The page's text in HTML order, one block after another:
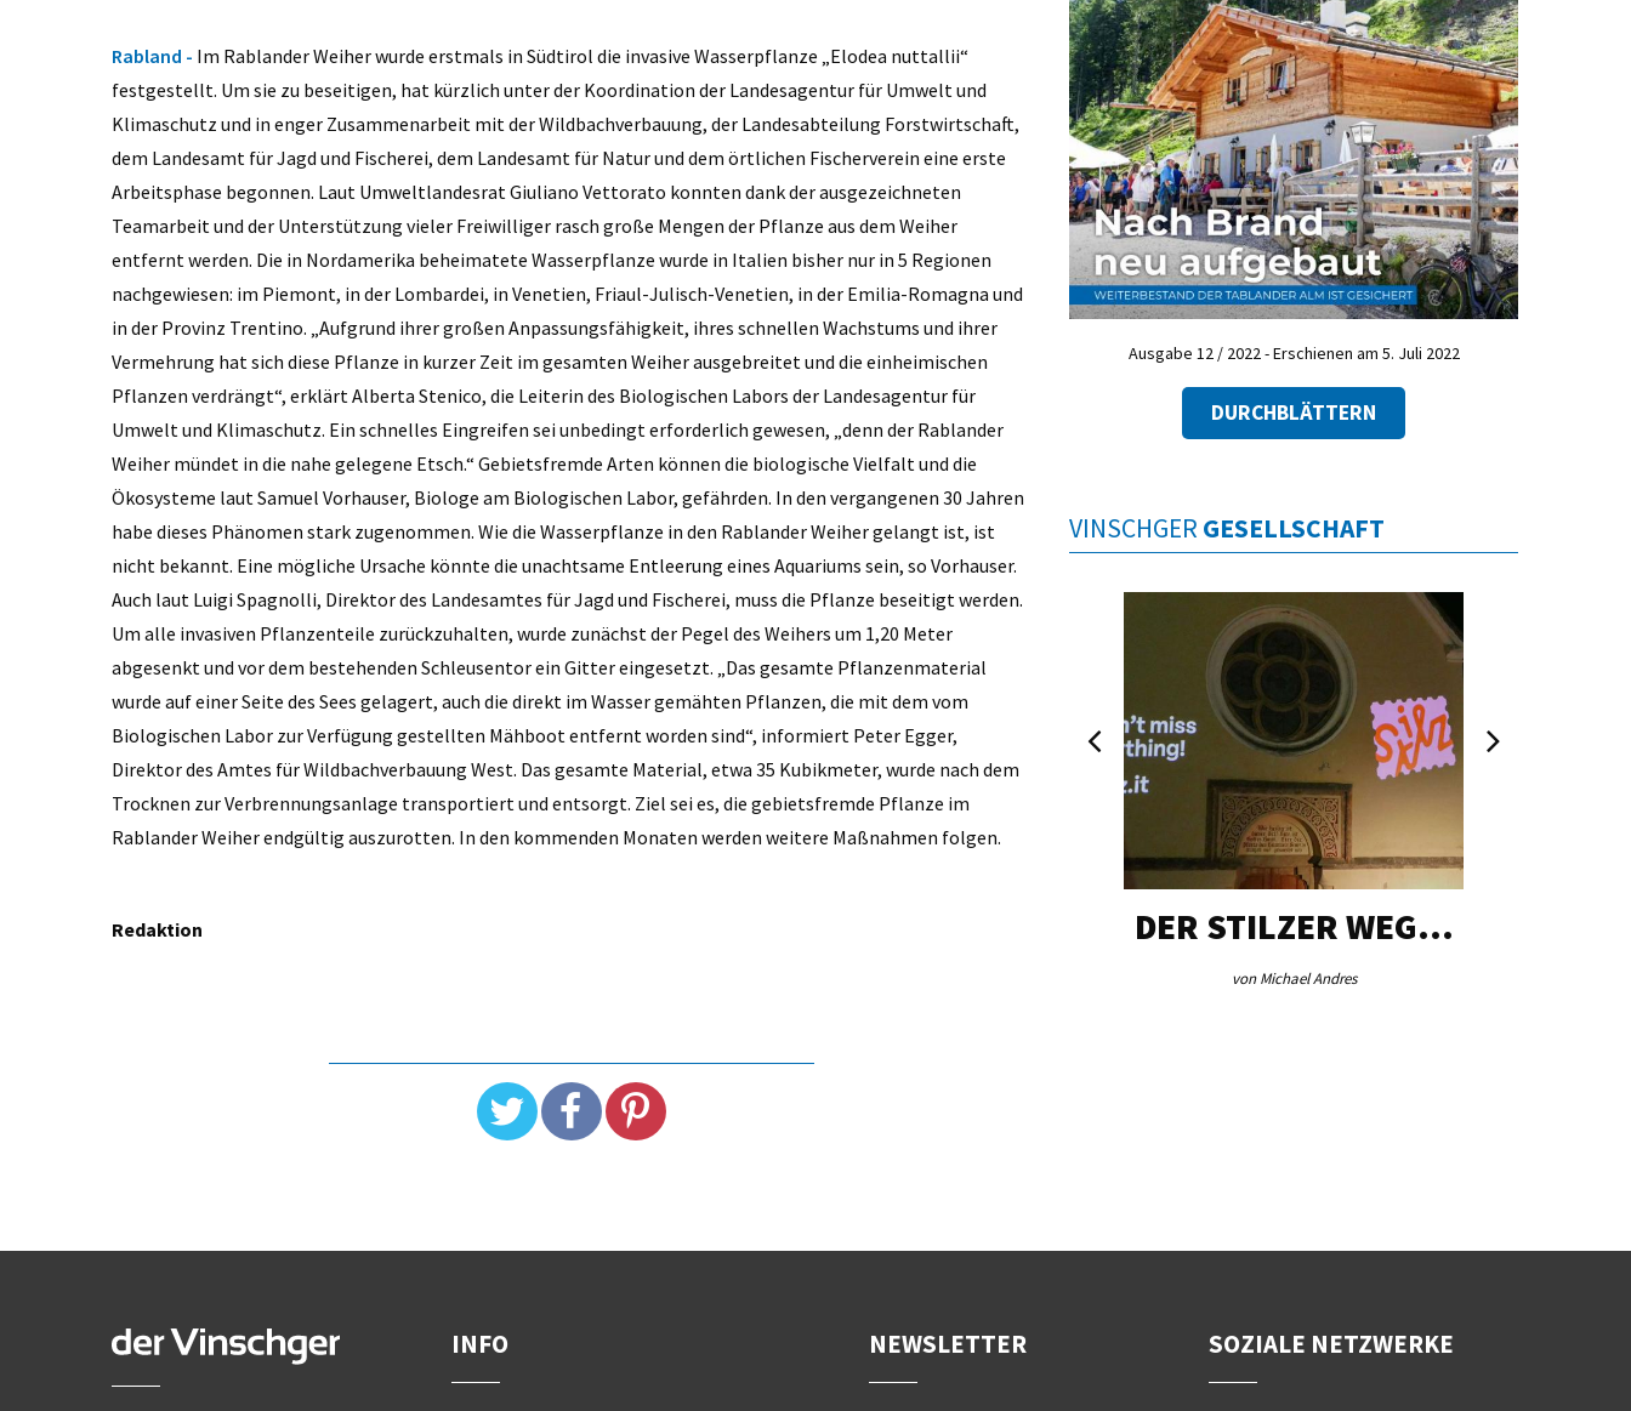
Rabland - Im Rablander Weiher wurde erstmals in Südtirol die invasive Wasserpflanze „Elodea nuttallii“
festgestellt. Um sie zu beseitigen, hat kürzlich unter der Koordination der Landesagentur für Umwelt und
Klimaschutz und in enger Zusammenarbeit mit der Wildbachverbauung, der Landesabteilung Forstwirtschaft,
dem Landesamt für Jagd und Fischerei, dem Landesamt für Natur und dem örtlichen Fischerverein eine erste
Arbeitsphase begonnen. Laut Umweltlandesrat Giuliano Vettorato konnten dank der ausgezeichneten
Teamarbeit und der Unterstützung vieler Freiwilliger rasch große Mengen der Pflanze aus dem Weiher
entfernt werden. Die in Nordamerika beheimatete Wasserpflanze wurde in Italien bisher nur in 5 Regionen
nachgewiesen: im Piemont, in der Lombardei, in Venetien, Friaul-Julisch-Venetien, in der Emilia-Romagna und
in der Provinz Trentino. „Aufgrund ihrer großen Anpassungsfähigkeit, ihres schnellen Wachstums und ihrer
Vermehrung hat sich diese Pflanze in kurzer Zeit im gesamten Weiher ausgebreitet und die einheimischen
Pflanzen verdrängt“, erklärt Alberta Stenico, die Leiterin des Biologischen Labors der Landesagentur für
Umwelt und Klimaschutz. Ein schnelles Eingreifen sei unbedingt erforderlich gewesen, „denn der Rablander
Weiher mündet in die nahe gelegene Etsch.“ Gebietsfremde Arten können die biologische Vielfalt und die
Ökosysteme laut Samuel Vorhauser, Biologe am Biologischen Labor, gefährden. In den vergangenen 30 Jahren
habe dieses Phänomen stark zugenommen. Wie die Wasserpflanze in den Rablander Weiher gelangt ist, ist
nicht bekannt. Eine mögliche Ursache könnte die unachtsame Entleerung eines Aquariums sein, so Vorhauser.
Auch laut Luigi Spagnolli, Direktor des Landesamtes für Jagd und Fischerei, muss die Pflanze beseitigt werden.
Um alle invasiven Pflanzenteile zurückzuhalten, wurde zunächst der Pegel des Weihers um 1,20 Meter
abgesenkt und vor dem bestehenden Schleusentor ein Gitter eingesetzt. „Das gesamte Pflanzenmaterial
wurde auf einer Seite des Sees gelagert, auch die direkt im Wasser gemähten Pflanzen, die mit dem vom
Biologischen Labor zur Verfügung gestellten Mähboot entfernt worden sind“, informiert Peter Egger,
Direktor des Amtes für Wildbachverbauung West. Das gesamte Material, etwa 35 Kubikmeter, wurde nach dem
Trocknen zur Verbrennungsanlage transportiert und entsorgt. Ziel sei es, die gebietsfremde Pflanze im
Rablander Weiher endgültig auszurotten. In den kommenden Monaten werden weitere Maßnahmen folgen.
Redaktion
Ausgabe 12 / 2022 - Erschienen am 5. Juli 2022
DURCHBLÄTTERN
VINSCHGER GESELLSCHAFT
DER STILZER WEG…
von Michael Andres
INFO NEWSLETTER SOZIALE NETZWERKE